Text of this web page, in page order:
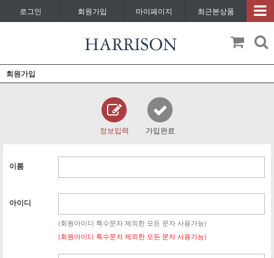
로그인 회원가입 마이페이지 최근본상품
회원가입
정보입력 가입완료
이름
아이디
(회원아이디 특수문자 제외한 모든 문자 사용가능)
(회원아이디 특수문자 제외한 모든 문자 사용가능)